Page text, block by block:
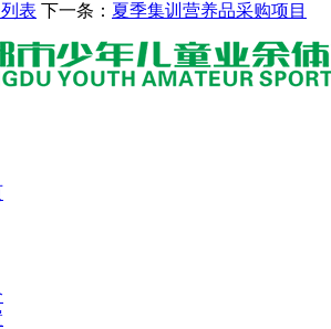
表 下一条： 夏季集训营养品采购项目